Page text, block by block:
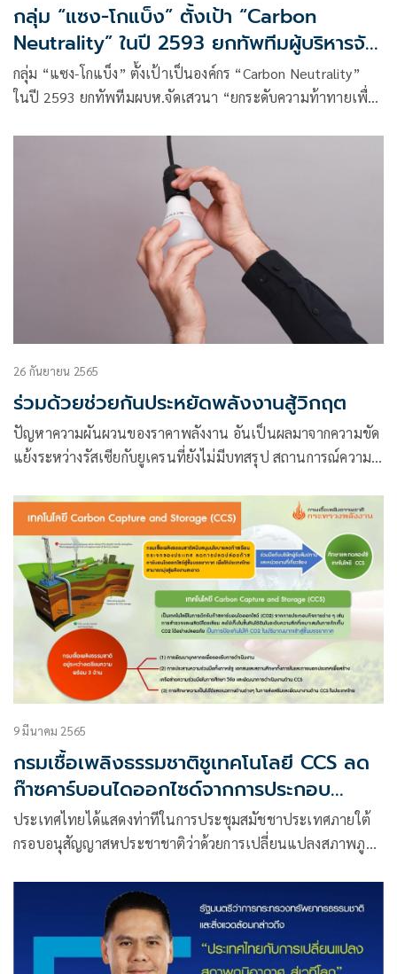
กลุ่ม “แซง-โกแบ็ง” ตั้งเป้า “Carbon
Neutrality” ในปี 2593 ยกทัพทีมผู้บริหารจัด
เสวนา ยกระดับอุตสาหกรรมก่อสร้างไทย
กลุ่ม “แซง-โกแบ็ง” ตั้งเป้าเป็นองค์กร “Carbon Neutrality”
ในปี 2593 ยกทัพทีมผบห.จัดเสวนา “ยกระดับความท้าทายเพื่อ
26 กันยายน 2565
ร่วมด้วยช่วยกันประหยัดพลังงานสู้วิกฤต
ปัญหาความผันผวนของราคาพลังงาน อันเป็นผลมาจากความขัด
แย้งระหว่างรัสเซียกับยูเครนที่ยังไม่มีบทสรุป สถานการณ์ความ
เมื่อ
9 มีนาคม 2565
กรมเชื้อเพลิงธรรมชาติชูเทคโนโลยี CCS ลด
ก๊าซคาร์บอนไดออกไซด์จากการประกอบ
กิจการปิโตรเลียม
ประเทศไทยได้แสดงท่าทีในการประชุมสมัชชาประเทศภายใต้
กรอบอนุสัญญาสหประชาชาติว่าด้วยการเปลี่ยนแปลงสภาพภูมิ